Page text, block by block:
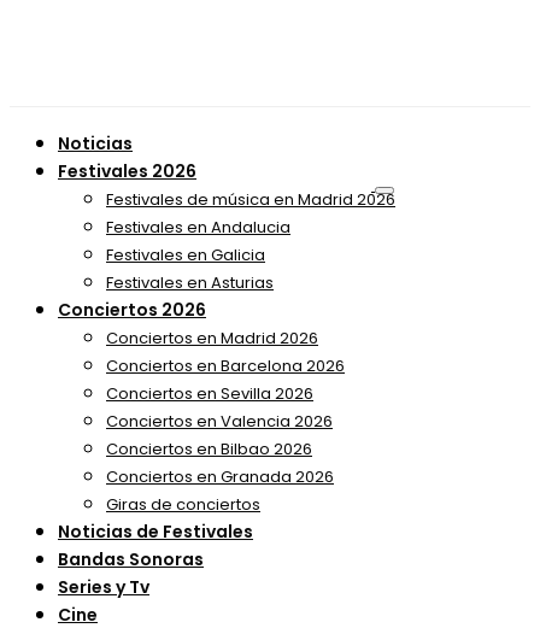
Noticias
Festivales 2026
Festivales de música en Madrid 2026
Festivales en Andalucia
Festivales en Galicia
Festivales en Asturias
Conciertos 2026
Conciertos en Madrid 2026
Conciertos en Barcelona 2026
Conciertos en Sevilla 2026
Conciertos en Valencia 2026
Conciertos en Bilbao 2026
Conciertos en Granada 2026
Giras de conciertos
Noticias de Festivales
Bandas Sonoras
Series y Tv
Cine